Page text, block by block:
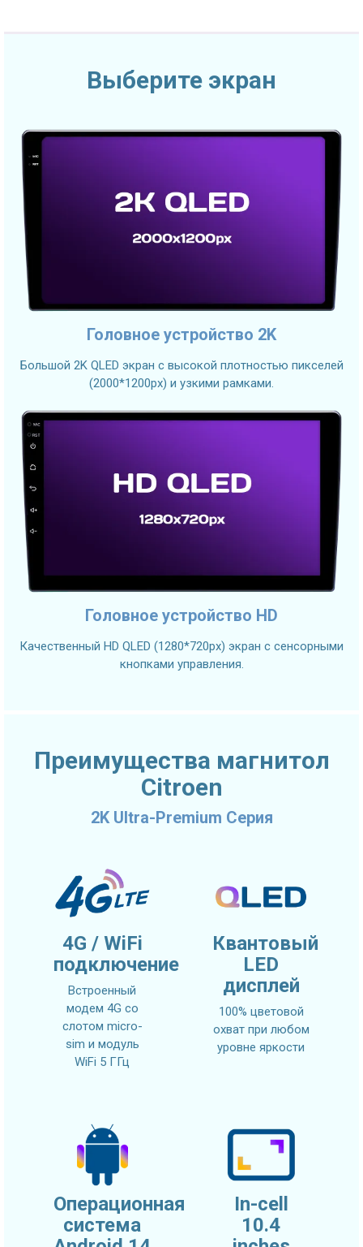
Выберите экран
Головное устройство 2K
Большой 2K QLED экран с высокой плотностью пикселей
(2000*1200px) и узкими рамками.
Головное устройство HD
Качественный HD QLED (1280*720px) экран с сенсорными
кнопками управления.
Преимущества магнитол
Citroen
2K Ultra-Premium Серия
4G / WiFi
подключение
Встроенный
модем 4G со
слотом micro-
sim и модуль
WiFi 5 ГГц
Квантовый
LED
дисплей
100% цветовой
охват при любом
уровне яркости
Операционная
система
In-cell
10.4